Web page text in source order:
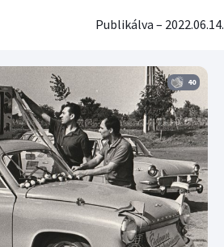
Publikálva – 2022.06.14.
40